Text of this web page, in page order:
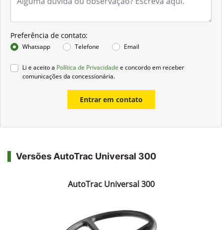
Preferência de contato:
Whatsapp Telefone Email
Li e aceito a Política de Privacidade e concordo em receber
comunicações da concessionária.
Entrar em contato
Versões AutoTrac Universal 300
AutoTrac Universal 300